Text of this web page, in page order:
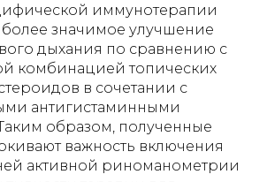
иммунотерапии
значимое улучшение
дыхания по сравнению с
комбинацией топических
в сочетании с
антигистаминными
образом, полученные
важность включения
активной риноманометрии